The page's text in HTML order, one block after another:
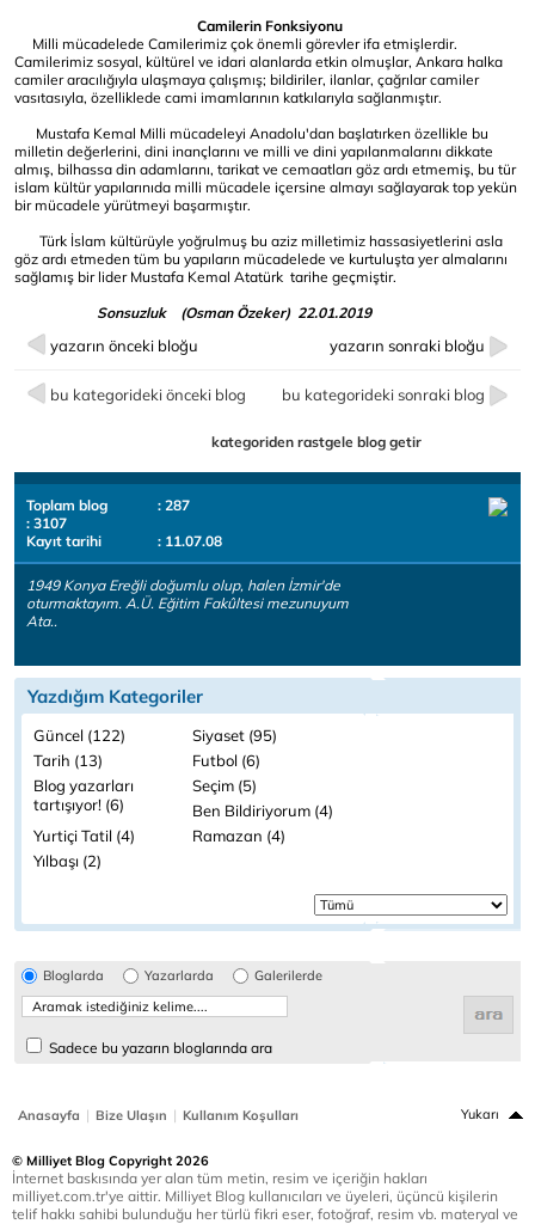
Camilerin Fonksiyonu
Milli mücadelede Camilerimiz çok önemli görevler ifa etmişlerdir.
Camilerimiz sosyal, kültürel ve idari alanlarda etkin olmuşlar, Ankara halka
camiler aracılığıyla ulaşmaya çalışmış; bildiriler, ilanlar, çağrılar camiler
vasıtasıyla, özelliklede cami imamlarının katkılarıyla sağlanmıştır.
Mustafa Kemal Milli mücadeleyi Anadolu'dan başlatırken özellikle bu
milletin değerlerini, dini inançlarını ve milli ve dini yapılanmalarını dikkate
almış, bilhassa din adamlarını, tarikat ve cemaatları göz ardı etmemiş, bu tür
islam kültür yapılarınıda milli mücadele içersine almayı sağlayarak top yekün
bir mücadele yürütmeyi başarmıştır.
Türk İslam kültürüyle yoğrulmuş bu aziz milletimiz hassasiyetlerini asla
göz ardı etmeden tüm bu yapıların mücadelede ve kurtuluşta yer almalarını
sağlamış bir lider Mustafa Kemal Atatürk tarihe geçmiştir.
Sonsuzluk (Osman Özeker) 22.01.2019
yazarın önceki bloğu yazarın sonraki bloğu
bu kategorideki önceki blog bu kategorideki sonraki blog
kategoriden rastgele blog getir
Toplam blog
: 287
: 3107
Kayıt tarihi
: 11.07.08
1949 Konya Ereğli doğumlu olup, halen İzmir'de
oturmaktayım. A.Ü. Eğitim Fakûltesi mezunuyum
Ata..
Yazdığım Kategoriler
Güncel (122)
Siyaset (95)
Tarih (13)
Futbol (6)
Blog yazarları
tartışıyor! (6)
Seçim (5)
Ben Bildiriyorum (4)
Yurtiçi Tatil (4)
Ramazan (4)
Yılbaşı (2)
Bloglarda Yazarlarda Galerilerde
Sadece bu yazarın bloglarında ara
Anasayfa | Bize Ulaşın | Kullanım Koşulları Yukarı
© Milliyet Blog Copyright 2026
İnternet baskısında yer alan tüm metin, resim ve içeriğin hakları
milliyet.com.tr'ye aittir. Milliyet Blog kullanıcıları ve üyeleri, üçüncü kişilerin
telif hakkı sahibi bulunduğu her türlü fikri eser, fotoğraf, resim vb. materyal ve